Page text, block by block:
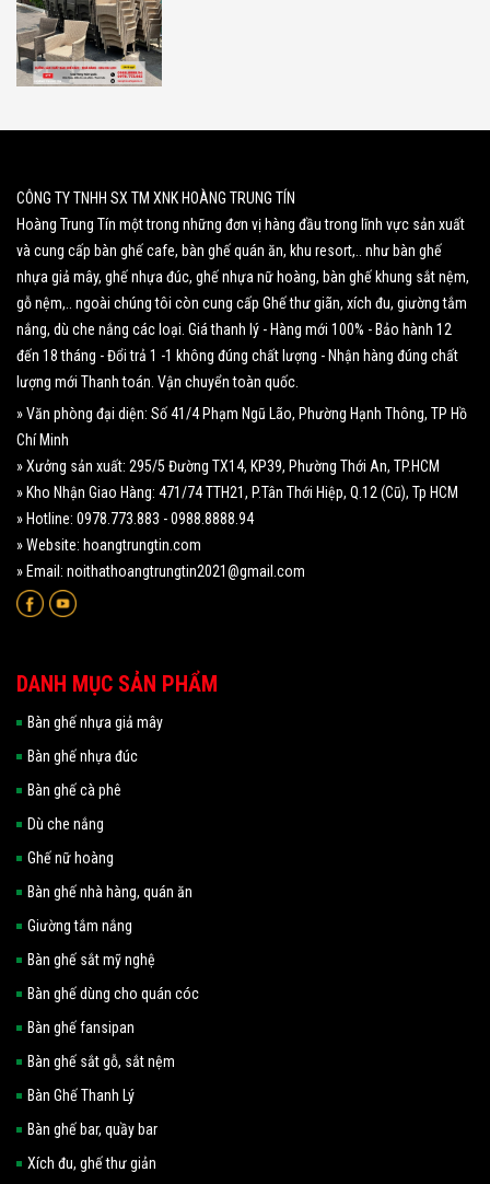
CÔNG TY TNHH SX TM XNK HOÀNG TRUNG TÍN
Hoàng Trung Tín một trong những đơn vị hàng đầu trong lĩnh vực sản xuất
và cung cấp bàn ghế cafe, bàn ghế quán ăn, khu resort,.. như bàn ghế
nhựa giả mây, ghế nhựa đúc, ghế nhựa nữ hoàng, bàn ghế khung sắt nệm,
gỗ nệm,.. ngoài chúng tôi còn cung cấp Ghế thư giãn, xích đu, giường tắm
nắng, dù che nắng các loại. Giá thanh lý - Hàng mới 100% - Bảo hành 12
đến 18 tháng - Đổi trả 1 -1 không đúng chất lượng - Nhận hàng đúng chất
lượng mới Thanh toán. Vận chuyển toàn quốc.
» Văn phòng đại diện: Số 41/4 Phạm Ngũ Lão, Phường Hạnh Thông, TP Hồ
Chí Minh
» Xưởng sản xuất: 295/5 Đường TX14, KP39, Phường Thới An, TP.HCM
» Kho Nhận Giao Hàng: 471/74 TTH21, P.Tân Thới Hiệp, Q.12 (Cũ), Tp HCM
» Hotline: 0978.773.883 - 0988.8888.94
» Website: hoangtrungtin.com
» Email: noithathoangtrungtin2021@gmail.com
DANH MỤC SẢN PHẨM
Bàn ghế nhựa giả mây
Bàn ghế nhựa đúc
Bàn ghế cà phê
Dù che nắng
Ghế nữ hoàng
Bàn ghế nhà hàng, quán ăn
Giường tắm nắng
Bàn ghế sắt mỹ nghệ
Bàn ghế dùng cho quán cóc
Bàn ghế fansipan
Bàn ghế sắt gỗ, sắt nệm
Bàn Ghế Thanh Lý
Bàn ghế bar, quầy bar
Xích đu, ghế thư giản